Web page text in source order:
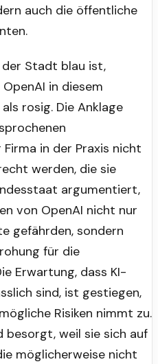
auch die öffentliche
Stadt blau ist,
in diesem
rosig. Die Anklage
in der Praxis nicht
werden, die sie
argumentiert,
von OpenAI nicht nur
gefährden, sondern
für die
Erwartung, dass KI-
sind, ist gestiegen,
Risiken nimmt zu.
besorgt, weil sie sich auf
möglicherweise nicht